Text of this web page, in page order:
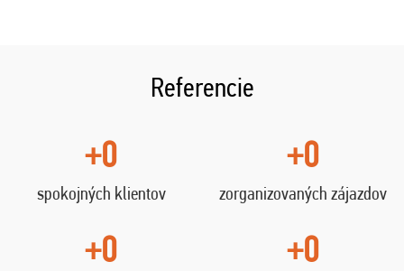
Referencie
+0
spokojných klientov
+0
zorganizovaných zájazdov
+0 +0